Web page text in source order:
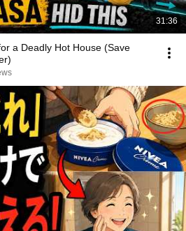
31:36
a Deadly Hot House (Save